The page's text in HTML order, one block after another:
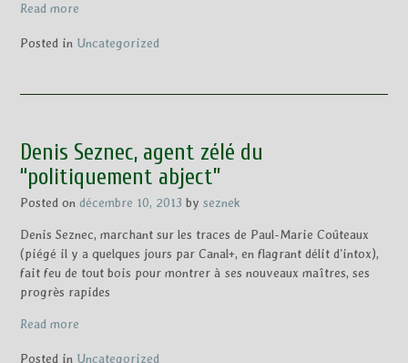
Read more
Posted in Uncategorized
Denis Seznec, agent zélé du
“politiquement abject”
Posted on décembre 10, 2013 by seznek
Denis Seznec, marchant sur les traces de Paul-Marie Coûteaux
(piégé il y a quelques jours par Canal+, en flagrant délit d’intox),
fait feu de tout bois pour montrer à ses nouveaux maîtres, ses
progrès rapides
Read more
Posted in Uncategorized